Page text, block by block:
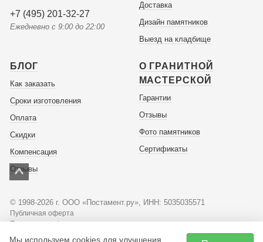
+7 (495) 201-32-27
Ежедневно с 9:00 до 22:00
Доставка
Дизайн памятников
Выезд на кладбище
БЛОГ
Как заказать
Сроки изготовления
Оплата
Скидки
Компенсация
Отзывы
О ГРАНИТНОЙ
МАСТЕРСКОЙ
Гарантии
Отзывы
Фото памятников
Сертификаты
© 1998-2026 г. ООО «Постамент.ру», ИНН: 5035035571
Публичная оферта
Политика конфиденциальности
Мы используем cookies для улучшения